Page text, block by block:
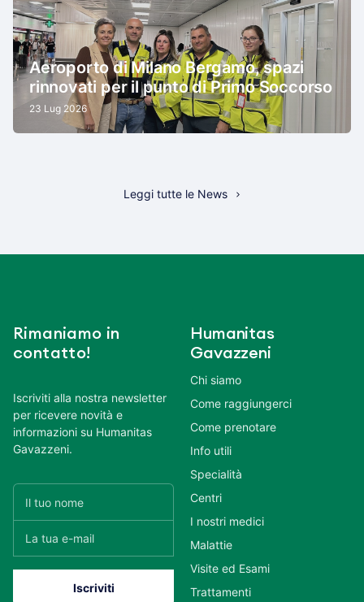
Aeroporto di Milano Bergamo, spazi
rinnovati per il punto di Primo Soccorso
23 Lug 2026
Leggi tutte le News
Rimaniamo in
contatto!
Iscriviti alla nostra newsletter
per ricevere novità e
informazioni su Humanitas
Gavazzeni.
Humanitas
Gavazzeni
Chi siamo
Come raggiungerci
Come prenotare
Info utili
Specialità
Centri
I nostri medici
Malattie
Visite ed Esami
Trattamenti